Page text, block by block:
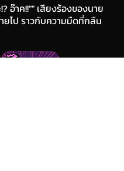
!? อ๊าค!!"" เสียงร้องของนาย
ยไป ราวกับความมืดที่กลืน